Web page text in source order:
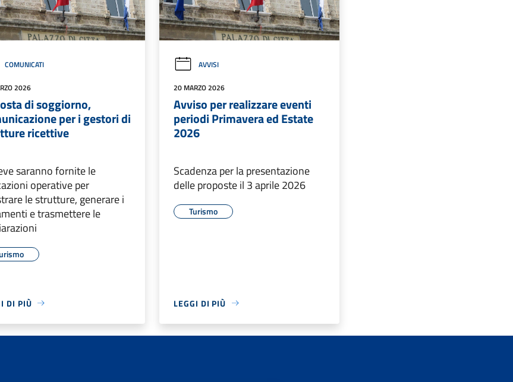
COMUNICATI
2026
di soggiorno,
per i gestori di
ricettive
saranno fornite le
operative per
le strutture, generare i
e trasmettere le
DI PIÙ
AVVISI
20 MARZO 2026
Avviso per realizzare eventi
periodi Primavera ed Estate
2026
Scadenza per la presentazione
delle proposte il 3 aprile 2026
Turismo
LEGGI DI PIÙ